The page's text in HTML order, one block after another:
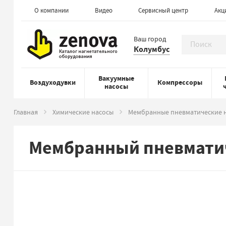
О компании Видео Сервисный центр
Ваш город
Колумбус
Воздуходувки
Вакуумные
насосы
Компрессоры
Главная Химические насосы Мембранные пневматические
Мембранный